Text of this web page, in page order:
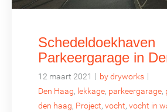
Schedeldoekhaven
Parkeergarage in
12 maart 2021 | by dryworks |
Den Haag, lekkage, parkeergarage,
den haag, Project, vocht, vocht in